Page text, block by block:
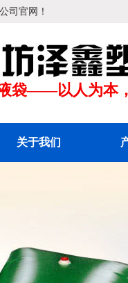
司官网！
袋——以人为本
关于我们